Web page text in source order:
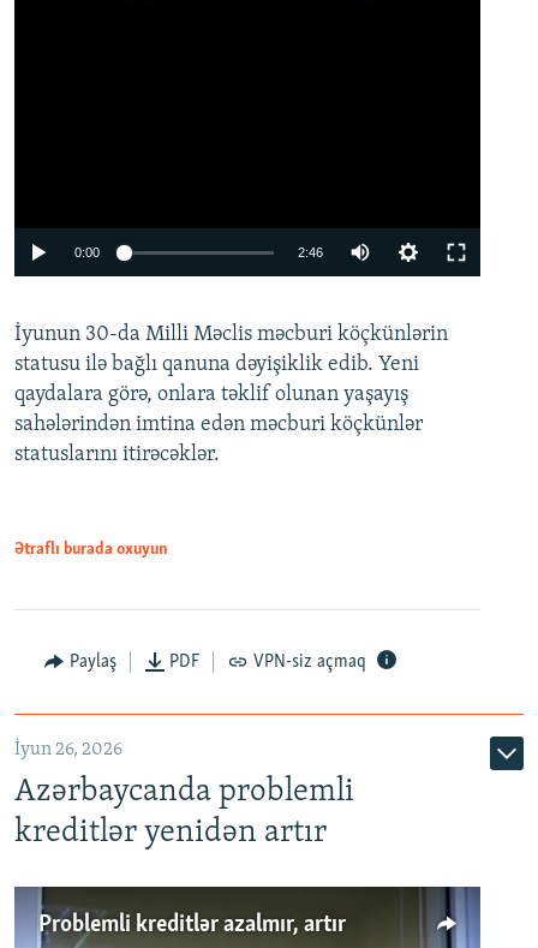
Auto 240p 360p 480p
720p 1080p
0:00 2:46
360p
480p
720p
İyunun 30-da Milli Məclis məcburi köçkünlərin
statusu ilə bağlı qanuna dəyişiklik edib. Yeni
qaydalara görə, onlara təklif olunan yaşayış
sahələrindən imtina edən məcburi köçkünlər
statuslarını itirəcəklər.
Ətraflı burada oxuyun
Paylaş PDF VPN-siz açmaq
İyun 26, 2026
Azərbaycanda problemli
kreditlər yenidən artır
Problemli kreditlər azalmır, artır